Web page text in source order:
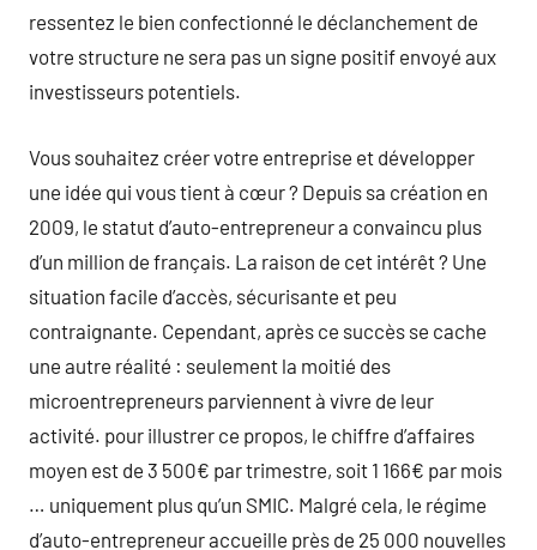
ressentez le bien confectionné le déclanchement de
votre structure ne sera pas un signe positif envoyé aux
investisseurs potentiels.
Vous souhaitez créer votre entreprise et développer
une idée qui vous tient à cœur ? Depuis sa création en
2009, le statut d’auto-entrepreneur a convaincu plus
d’un million de français. La raison de cet intérêt ? Une
situation facile d’accès, sécurisante et peu
contraignante. Cependant, après ce succès se cache
une autre réalité : seulement la moitié des
microentrepreneurs parviennent à vivre de leur
activité. pour illustrer ce propos, le chiffre d’affaires
moyen est de 3 500€ par trimestre, soit 1 166€ par mois
… uniquement plus qu’un SMIC. Malgré cela, le régime
d’auto-entrepreneur accueille près de 25 000 nouvelles